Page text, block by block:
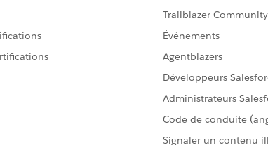
was not fulfilled within 1 minutes 30